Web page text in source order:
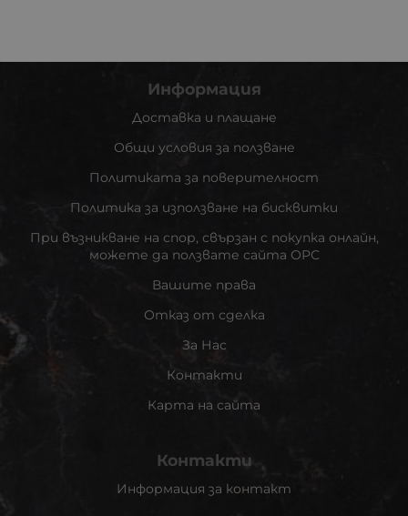
Информация
Доставка и плащане
Общи условия за ползване
Политиката за поверителност
Политика за използване на бисквитки
При възникване на спор, свързан с покупка онлайн,
можете да ползвате сайта ОРС
Вашите права
Отказ от сделка
За Нас
Контакти
Карта на сайта
Контакти
Информация за контакт